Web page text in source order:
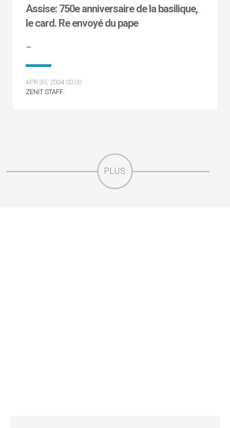
Assise: 750e anniversaire de la basilique,
le card. Re envoyé du pape
–
APR 30, 2004 00:00
ZENIT STAFF
PLUS